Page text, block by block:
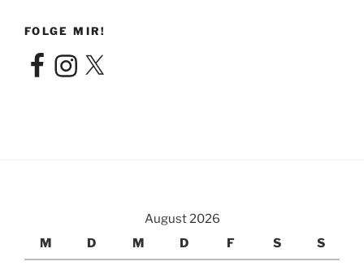
FOLGE MIR!
FacebookInstagram
X
August 2026
M
D M D F S S